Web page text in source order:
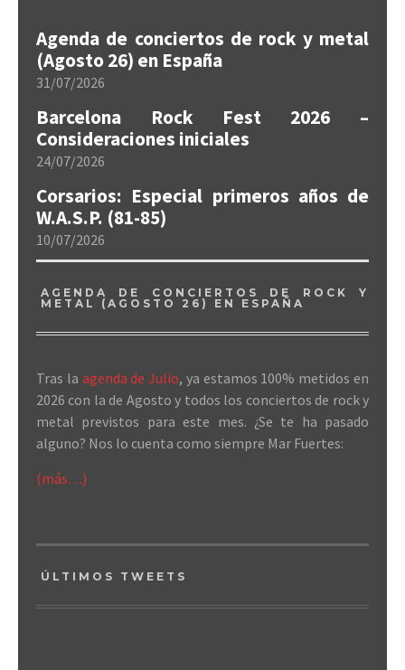
Agenda de conciertos de rock y metal
(Agosto 26) en España
31/07/2026
Barcelona Rock Fest 2026 –
Consideraciones iniciales
24/07/2026
Corsarios: Especial primeros años de
W.A.S.P. (81-85)
10/07/2026
AGENDA DE CONCIERTOS DE ROCK Y
METAL (AGOSTO 26) EN ESPAÑA
Tras la agenda de Julio, ya estamos 100% metidos en
2026 con la de Agosto y todos los conciertos de rock y
metal previstos para este mes. ¿Se te ha pasado
alguno? Nos lo cuenta como siempre Mar Fuertes:
(más…)
ÚLTIMOS TWEETS